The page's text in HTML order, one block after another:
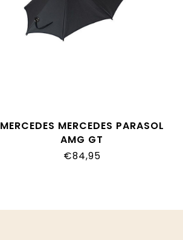
MERCEDES MERCEDES PARASOL
AMG GT
€84,95